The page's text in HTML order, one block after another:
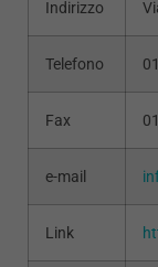
Indirizzo
Telefono
Fax
e-mail
Link